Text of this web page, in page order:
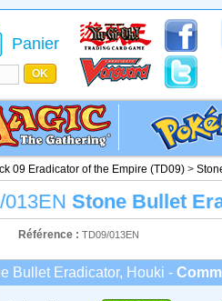
09 Eradicator of the Empire (TD09) >
013EN Stone Bullet
Référence :TD09/013EN
Bullet Eradicator, Houki -
Panier